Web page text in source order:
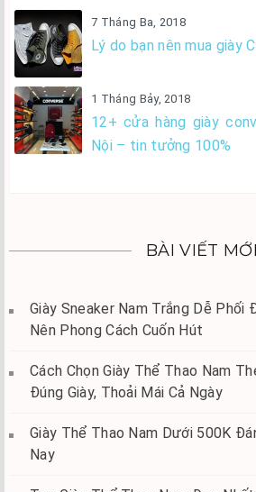
7 Tháng Ba, 2018
Lý do bạn nên mua giày
1 Tháng Bảy, 2018
12+ cửa hàng giày
Nội – tin tưởng 100%
BÀI VIẾT MỚI
Giày Sneaker Nam Trắng Dễ Phối
Nên Phong Cách Cuốn Hút
Cách Chọn Giày Thể Thao Nam
Đúng Giày, Thoải Mái Cả Ngày
Giày Thể Thao Nam Dưới 500K
Nay